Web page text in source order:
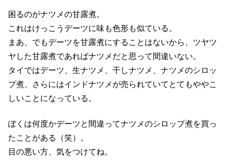
困るのがナツメの甘露煮。
これはけっこうデーツに味も色形も似ている。
まあ、でもデーツを甘露煮にすることはないから、ツヤツ
ヤした甘露煮であればナツメだと思って間違いない。
タイではデーツ、生ナツメ、干しナツメ、ナツメのシロッ
プ煮、さらにはインドナツメが売られていてとてもややこ
しいことになっている。
ぼくは何度かデーツと間違ってナツメのシロップ煮を買っ
たことがある（笑）。
目の悪い方、気をつけてね。